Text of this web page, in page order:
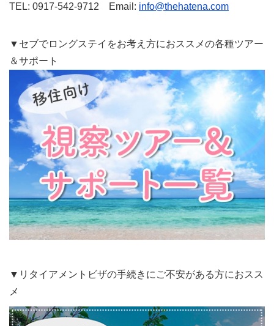
TEL: 0917-542-9712 Email: info@thehatena.com
▼セブでロングステイをお考え方におススメの各種ツアー
＆サポート
▼リタイアメントビザの手続きにご不安がある方におスス
メ